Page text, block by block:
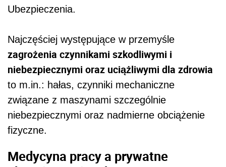
Ubezpieczenia.
Najczęściej występujące w przemyśle
zagrożenia czynnikami szkodliwymi i
niebezpiecznymi oraz uciążliwymi dla zdrowia
to m.in.: hałas, czynniki mechaniczne
związane z maszynami szczegó lnie
niebezpiecznymi oraz nadmierne obciążenie
fizyczne.
Medycyna pracy a prywatne